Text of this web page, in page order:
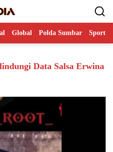
Global Polda Sumbar Sports
Data Salsa Erwina